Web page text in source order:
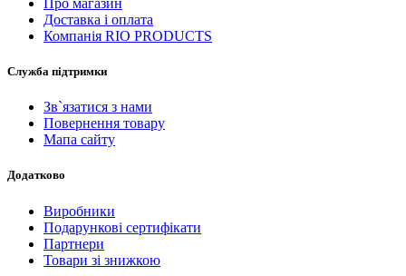
Доставка і оплата
Компанія RIO PRODUCTS
Служба підтримки
Зв`язатися з нами
Повернення товару
Мапа сайту
Додатково
Виробники
Подарункові сертифікати
Партнери
Товари зі знижкою